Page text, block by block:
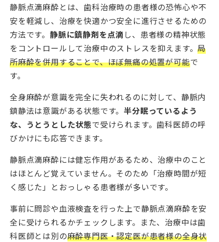
静脈点滴麻酔とは、歯科治療時の患者様の恐怖心や不
安を軽減し、治療を快適かつ安全に進行させるための
方法です。 静脈に鎮静剤を点滴し、患者様の精神状態
をコントロールして治療中のストレスを抑えます。局
所麻酔を併用することで、ほぼ無痛の処置が可能で
す。
全身麻酔が意識を完全に失われるのに対して、静脈内
鎮静法は意識がある状態です。半分眠っているよう
な、うとうとした状態で受けられます。歯科医師の呼
びかけにも応答できます。
静脈点滴麻酔には健忘作用があるため、治療中のこと
はほとんど覚えていません。そのため「治療時間が短
く感じた」とおっしゃる患者様が多いです。
事前に問診や血液検査を行った上で静脈点滴麻酔を安
全に受けられるかチェックします。また、治療中は歯
科医師とは別の麻酔専門医・認定医が患者様の全身状